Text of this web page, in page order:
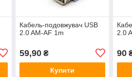
Кабель-подовжувач USB
2.0 AM-AF 1m
59,90₴
Купити
2.0
90